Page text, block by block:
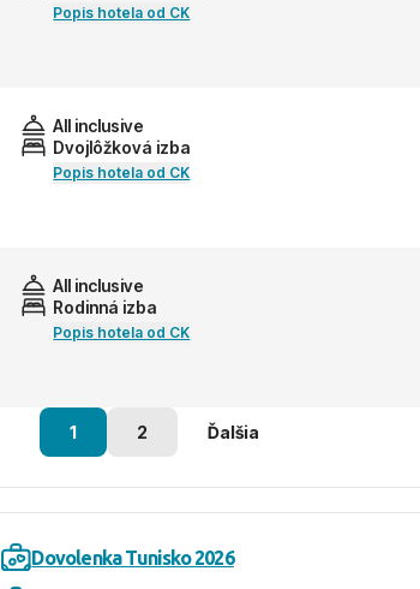
Popis hotela od CK
All inclusive
Dvojlôžková izba
Popis hotela od CK
All inclusive
Rodinná izba
Popis hotela od CK
1 2 Ďalšia
Dovolenka Tunisko 2026